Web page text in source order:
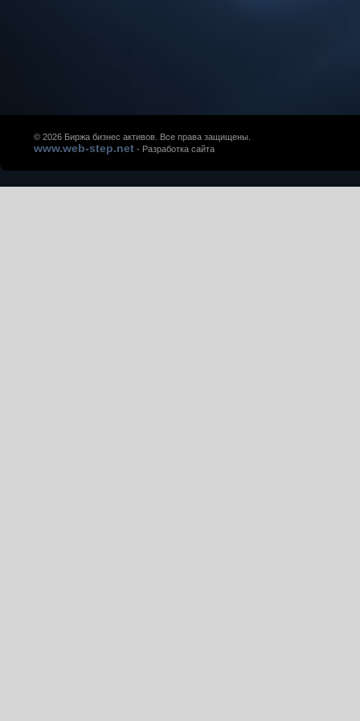
© 2026 Биржа бизнес активов. Все права защищены.
www.web-step.net - Разработка сайта